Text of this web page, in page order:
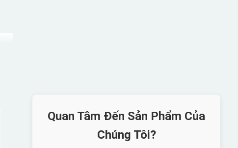
Quan Tâm Đến Sản Phẩm Của
Chúng Tôi?